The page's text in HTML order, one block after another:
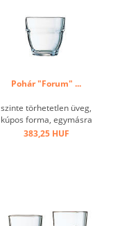
Pohár "Forum" ...
szinte törhetetlen üveg,
kúpos forma, egymásra
rakható ...
383,25 HUF